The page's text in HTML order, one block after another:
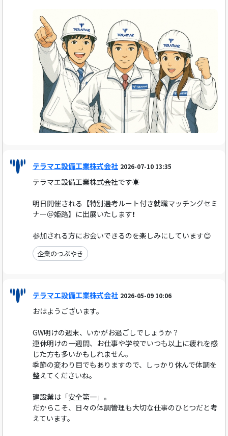
テラマエ設備工業株式会社 2026-07-10 13:35
テラマエ設備工業株式会社です☀️
明日開催される【特別選考ルート付き就職マッチングセミ
ナー＠姫路】に出展いたします❗
参加される方にお会いできるのを楽しみにしています😊
企業のつぶやき
テラマエ設備工業株式会社 2026-05-09 10:06
おはようございます。
GW明けの週末、いかがお過ごしでしょうか？
連休明けの一週間、お仕事や学校でいつも以上に疲れを感
じた方も多いかもしれません。
季節の変わり目でもありますので、しっかり休んで体調を
整えてくださいね。
建設業は「安全第一」。
だからこそ、日々の体調管理も大切な仕事のひとつだと考
えています。